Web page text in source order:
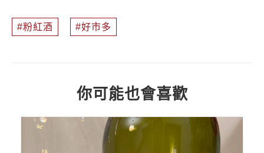
粉紅酒 好市多
你可能也會喜歡